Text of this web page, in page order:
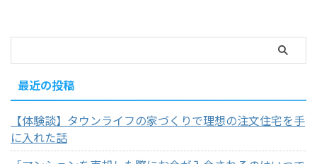
最近の投稿
【体験談】タウンライフの家づくりで理想の注文住宅を手
に入れた話